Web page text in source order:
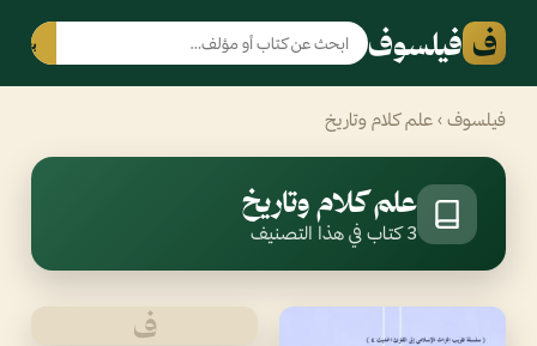
ف فيلسوف بحث
فيلسوف › علم كلام وتاريخ
علم كلام وتاريخ
3 كتاب في هذا التصنيف
ف